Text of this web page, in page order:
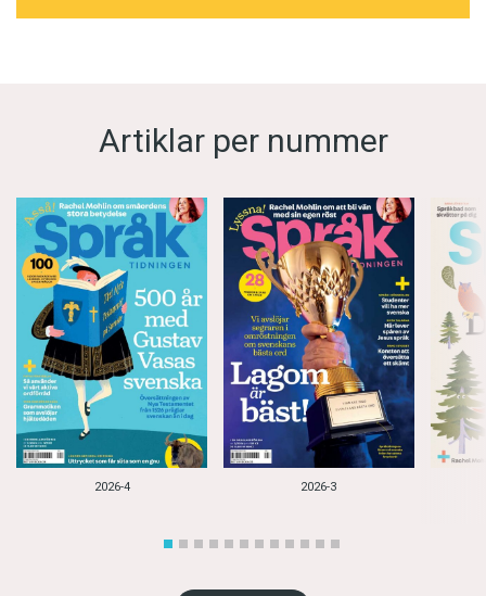
låta egendomligt, när engelskan annars är den
fortsätta med det. På klostret i Kerala finns
redan två munkar som har gjort en liknande
språkresa som han. Dessutom är det bara en
tidsfråga innan skolan som hans kloster driver
kommer att erbjuda undervisning i svenska.
Maria Kapla och Johannes Ståhlberg är
frilansjournalister.
Artiklar per nummer
2026-4 2026-3